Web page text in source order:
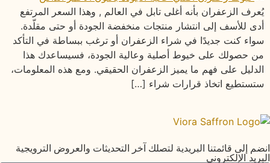
يُعرف الزعفران بأنه أغلى تابل في العالم , وهذا السعر المرتفع
أدى للأسف إلى انتشار منتجات منخفضة الجودة أو حتى مقلّدة.
سواء كنت جديدًا في شراء الزعفران أو ترغب ببساطة في التأكد
من حصولك على خيوط أصلية وعالية الجودة، فسيساعدك هذا
الدليل على فهم ما يميز الزعفران الحقيقي. ومع هذه المعلومات،
ستستطيع اتخاذ قرارات شراء […]
انضم إلى قائمتنا البريدية لتصلك آخر التحديثات والعروض الترويجية
البريد الإلكتروني